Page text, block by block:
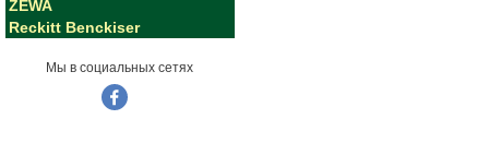
ZEWA
Reckitt Benckiser
Мы в социальных сетях